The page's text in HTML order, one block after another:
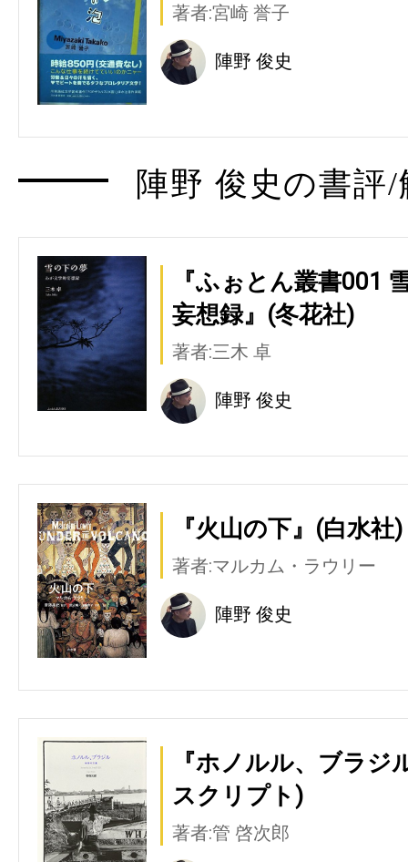
著者:宮崎 誉子
陣野 俊史
陣野 俊史の書評
『ふぉとん叢書001
妄想録』(冬花社)
著者:三木 卓
陣野 俊史
『火山の下』(白水社)
著者:マルカム・ラウリー
陣野 俊史
『ホノルル、ブラジ
スクリプト)
著者:管 啓次郎